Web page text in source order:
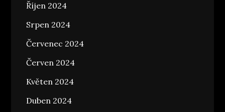
Říjen 2024
Srpen 2024
Červenec 2024
Červen 2024
Květen 2024
Duben 2024